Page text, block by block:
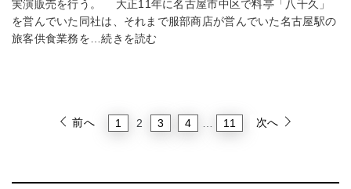
実演販売を行う。 大正11年に名古屋市中区で料亭「八千久」
を営んでいた同社は、それまで服部商店が営んでいた名古屋駅の
旅客供食業務を…続きを読む
前へ 1 2 3 4 11 次へ